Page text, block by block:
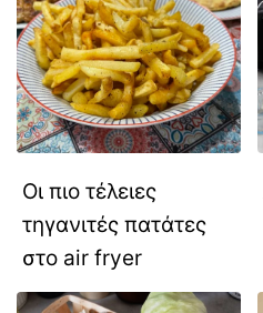
Οι πιο τέλειες
τηγανιτές πατάτες
στο air fryer